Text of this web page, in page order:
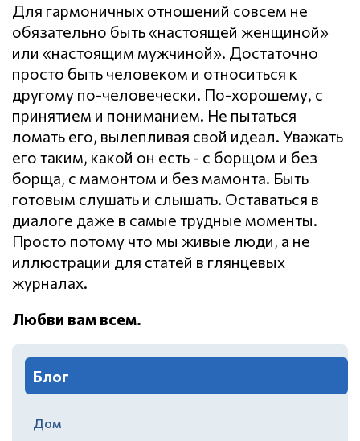
Для гармоничных отношений совсем не
обязательно быть «настоящей женщиной»
или «настоящим мужчиной». Достаточно
просто быть человеком и относиться к
другому по-человечески. По-хорошему, с
принятием и пониманием. Не пытаться
ломать его, вылепливая свой идеал. Уважать
его таким, какой он есть - с борщом и без
борща, с мамонтом и без мамонта. Быть
готовым слушать и слышать. Оставаться в
диалоге даже в самые трудные моменты.
Просто потому что мы живые люди, а не
иллюстрации для статей в глянцевых
журналах.
Любви вам всем.
Блог
Дом